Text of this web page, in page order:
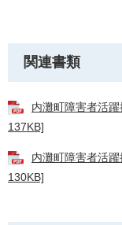
関連書類
内灘町障害者活
137KB]
内灘町障害者活
130KB]